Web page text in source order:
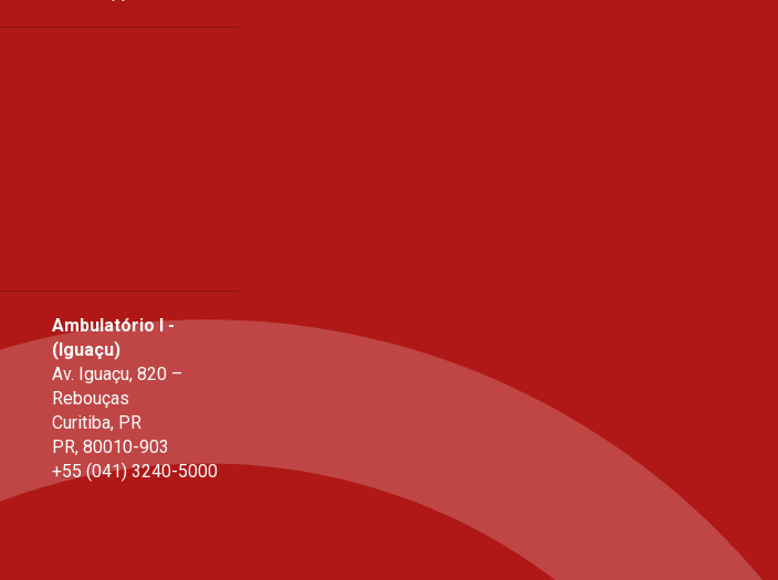
Ambulatório I -
(Iguaçu)
Av. Iguaçu, 820 –
Rebouças
Curitiba, PR
PR, 80010-903
+55 (041) 3240-5000